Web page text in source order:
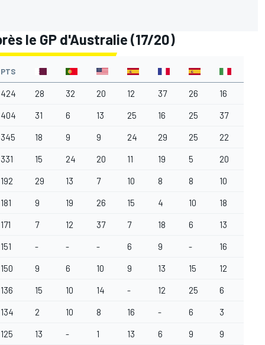
le GP d'Australie (17/20)
PTS
424 28 32 20 12 37 26 16
404 31 6 13 25 16 25 37
345 18 9 9 24 29 25 22
331 15 24 20 11 19 5 20
192 29 13 7 10 8 8 10
181 9 19 26 15 4 10 18
171 7 12 37 7 18 6 13
151 - - - 6 9 - 16
150 9 6 10 9 13 15 12
136 15 10 14 - 12 25 6
134 2 10 8 16 - 6 3
125 13 - 1 13 6 9 9